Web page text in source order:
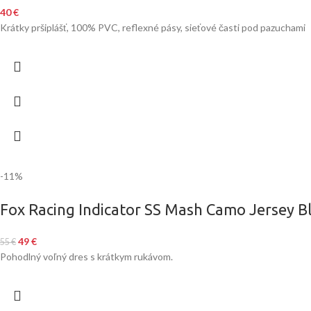
40€
Krátky pršiplášť, 100% PVC, reflexné pásy, sieťové časti pod pazuchami
-11%
Fox Racing Indicator SS Mash Camo Jersey
55€ 49€
Pohodlný voľný dres s krátkym rukávom.